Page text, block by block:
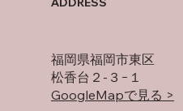
福岡県福岡市東区
松香台２-３−１
GoogleMapで見る >